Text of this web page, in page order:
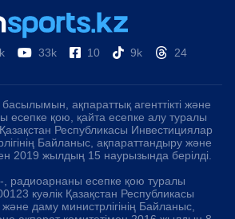
33k 10 9k 24
ақпараттық агенттікті және
есепке қою, қайта есепке алу туралы
Республикасы Инвестициялар
Байланыс, ақпараттандыру және
2019 жылдың 15 наурызында берілді.
, радиоарнаны есепке қою туралы
куәлік Қазақстан Республикасы
даму министрлігінің Байланыс,